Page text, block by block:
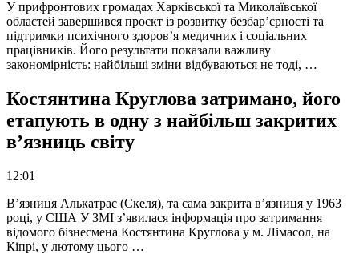
У прифронтових громадах Харківської та Миколаївської
областей завершився проєкт із розвитку безбар’єрності та
підтримки психічного здоров’я медичних і соціальних
працівників. Його результати показали важливу
закономірність: найбільші зміни відбуваються не тоді, …
Костянтина Круглова затримано, його
етапують в одну з найбільш закритих
в’язниць світу
12:01
В’язниця Алькатрас (Скеля), та сама закрита в’язниця у 1963
році, у США У ЗМІ з’явилася інформація про затримання
відомого бізнесмена Костянтина Круглова у м. Лімасол, на
Кіпрі, у лютому цього …